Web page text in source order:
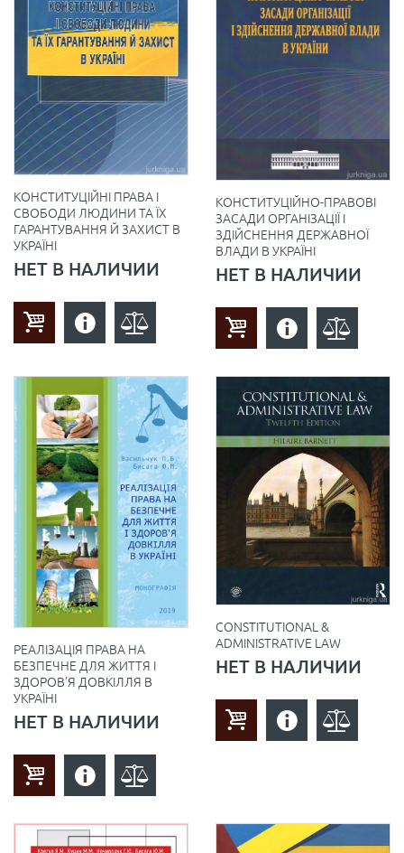
КОНСТИТУЦІЙНІ ПРАВА І
СВОБОДИ ЛЮДИНИ ТА ЇХ
ГАРАНТУВАННЯ Й ЗАХИСТ В
УКРАЇНІ
НЕТ В НАЛИЧИИ
КОНСТИТУЦІЙНО-ПРАВОВІ
ЗАСАДИ ОРГАНІЗАЦІЇ І
ЗДІЙСНЕННЯ ДЕРЖАВНОЇ
ВЛАДИ В УКРАЇНІ
НЕТ В НАЛИЧИИ
РЕАЛІЗАЦІЯ ПРАВА НА
БЕЗПЕЧНЕ ДЛЯ ЖИТТЯ І
ЗДОРОВ’Я ДОВКІЛЛЯ В
УКРАЇНІ
НЕТ В НАЛИЧИИ
CONSTITUTIONAL &
ADMINISTRATIVE LAW
НЕТ В НАЛИЧИИ